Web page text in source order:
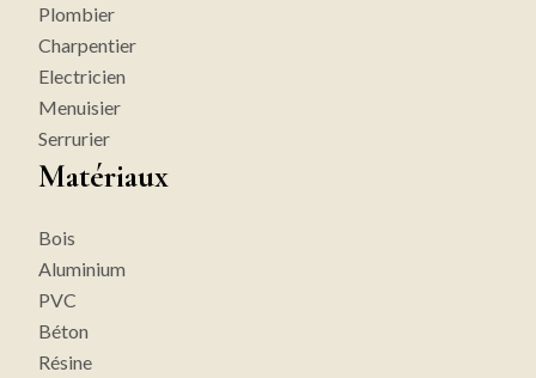
Plombier
Charpentier
Electricien
Menuisier
Serrurier
Matériaux
Bois
Aluminium
PVC
Béton
Résine